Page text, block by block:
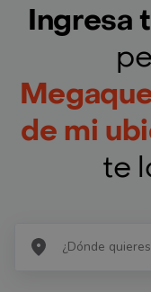
Ingresa
de mi
te